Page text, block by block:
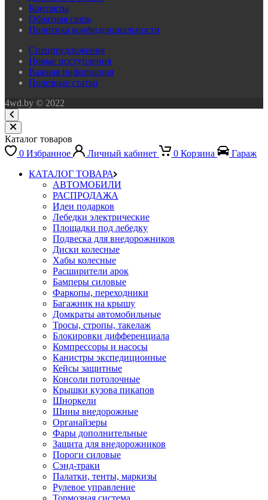
Контакты
Обратная связь
Политика конфиденциальности
Спецпредложения
Новые поступления
Важная информация
Полезные статьи
4wd.by © 2022
Каталог товаров
0 Избранное Личный кабинет 0 Корзина
Гараж
КАТАЛОГ ТОВАРА
АВТОМОБИЛИ
РАСПРОДАЖА
Идеи подарков
Лебедки электрические
Площадки под лебедку
Подвеска для внедорожников
Диски колесные
Хабы колесные
Расширители арок
Бамперы силовые
Фаркопы, переходники
Багажник на крышу
Домкраты автомобильные
Тросы, стропы, такелаж
Блокировки дифференциала
Компрессоры и насосы
Канистры экспедиционные
Кейсы защитные
Консоли потолочные
Крышки кузова пикапов
Шноркели
Шины внедорожные
Органайзеры
Фары дополнительные
Защита для внедорожников
Пороги силовые
Сэнд-траки
Палатки, тенты, маркизы
Рулевое управление
Тормозная система